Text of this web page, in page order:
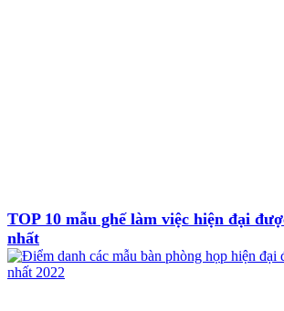
TOP 10 mẫu ghế làm việc hiện đại
nhất